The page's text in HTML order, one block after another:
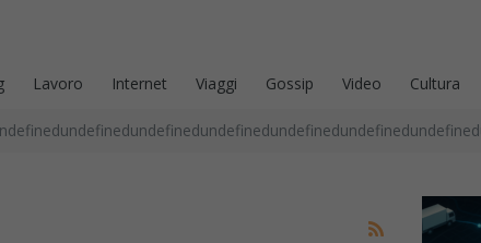
Lavoro Internet Viaggi Gossip Video Cultura